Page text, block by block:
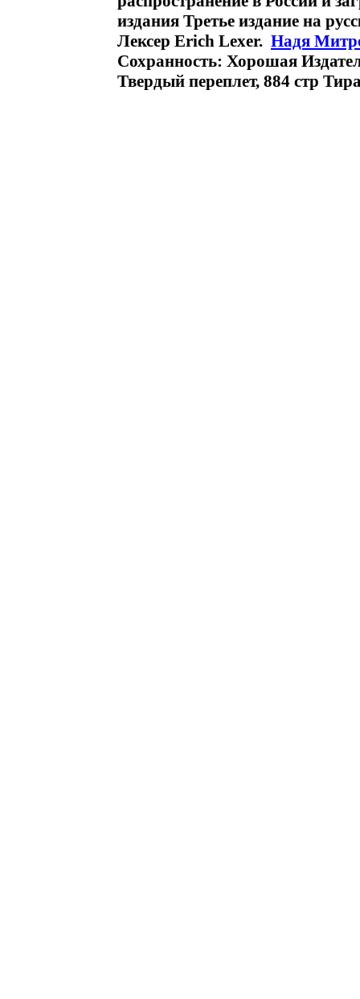
издания Третье издание на
Лексер Erich Lexer. Надя
Сохранность: Хорошая
Твердый переплет, 884 стр